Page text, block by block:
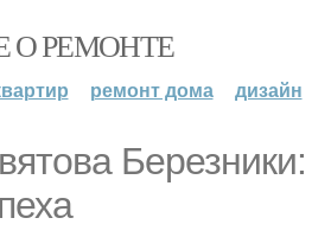
О РЕМОНТЕ
ремонт дома дизайн
Березники: